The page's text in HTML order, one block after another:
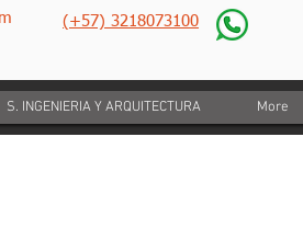
S. INGENIERIA Y ARQUITECTURA More
(+57) 3218073100